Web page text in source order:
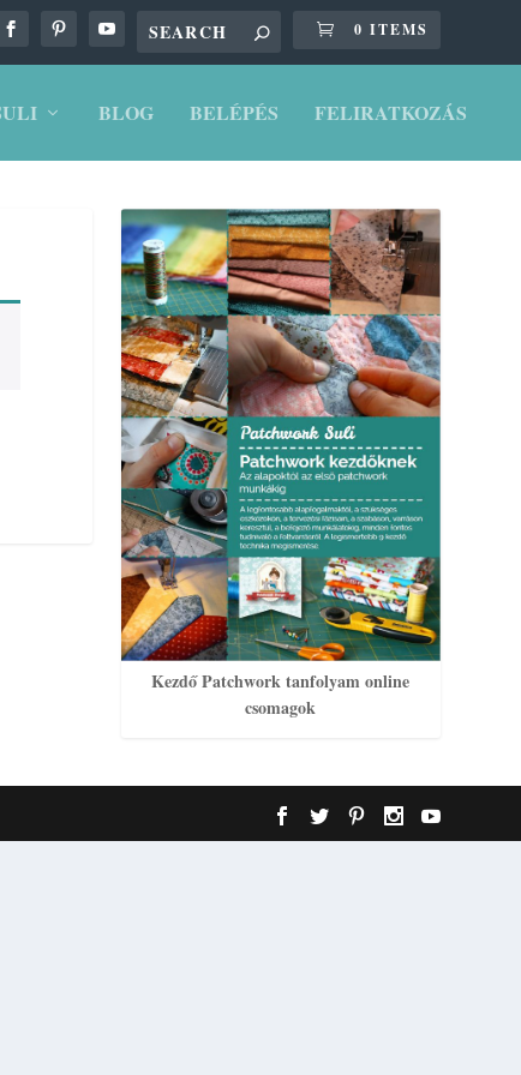
0 ITEMS
BLOG BELÉPÉS FELIRATKOZÁS
Kezdő Patchwork tanfolyam online
csomagok